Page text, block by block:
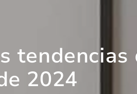
tendencias
2024